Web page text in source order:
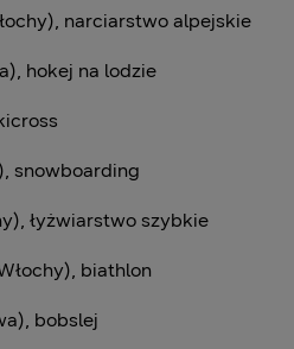
narciarstwo alpejskie
hokej na lodzie
snowboarding
łyżwiarstwo szybkie
biathlon
bobslej